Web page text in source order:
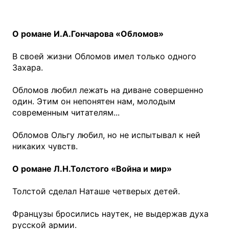
О романе И.А.Гончарова «Обломов»
В своей жизни Обломов имел только одного
Захара.
Обломов любил лежать на диване совершенно
один. Этим он непонятен нам, молодым
современным читателям...
Обломов Ольгу любил, но не испытывал к ней
никаких чувств.
О романе Л.Н.Толстого «Война и мир»
Толстой сделал Наташе четверых детей.
Французы бросились наутек, не выдержав духа
русской армии.